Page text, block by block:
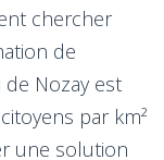
chercher
de
Nozay est
par km²
une solution